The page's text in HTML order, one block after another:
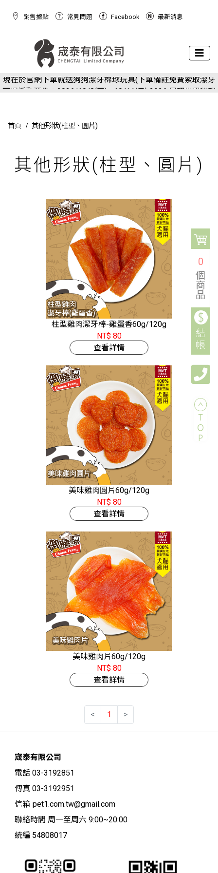
0
個
商
品
結
帳
銷售據點 常見問題 Facebook 最新消息
下場活動預告：2026/10/8(四) - 10/11(日) 2026 展昭世界貓咪
博覽會
現在於官網下單就送狗狗潔牙棉球玩具(下單備註免費索取潔牙
球)
下場活動預告：2026/10/8(四) - 10/11(日) 2026 展昭世界貓咪
首頁 其他形狀(柱型、圓片)
其他形狀(柱型、圓片)
柱型雞肉潔牙棒-雞蛋香60g/120g
NT$ 80
查看詳情
美味雞肉圓片60g/120g
NT$ 80
查看詳情
美味雞肉片60g/120g
NT$ 80
查看詳情
< 1 >
宬泰有限公司
電話 03-3192851
傳真 03-3192951
信箱 pet1.com.tw@gmail.com
聯絡時間 周一至周六 9:00~20:00
統編 54808017